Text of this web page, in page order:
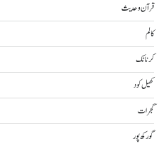
قرآن و حدیث
کالم
کرناٹک
کھیل کود
گجرات
گورکھ پور